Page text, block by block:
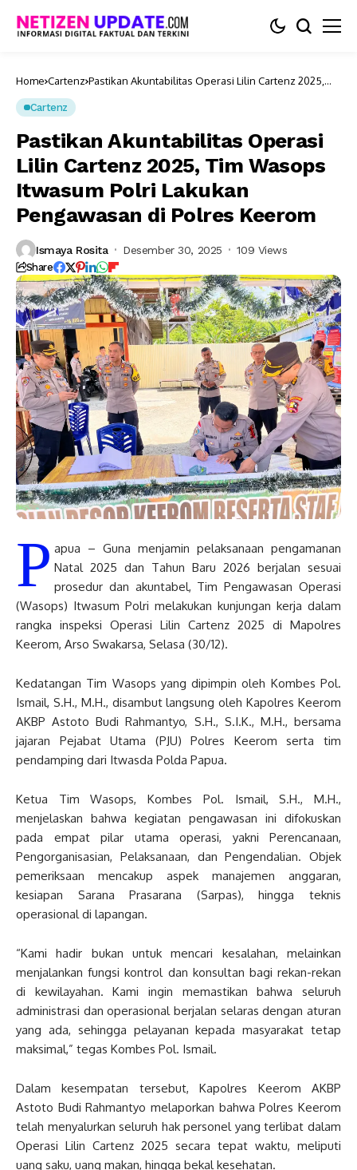
Home Cartenz Pastikan Akuntabilitas Operasi Lilin Cartenz 2025,
Cartenz
Pastikan Akuntabilitas Operasi
Lilin Cartenz 2025, Tim Wasops
Itwasum Polri Lakukan
Pengawasan di Polres Keerom
Ismaya Rosita Desember 30, 2025 109 Views
Share
P apua – Guna menjamin pelaksanaan pengamanan
Natal 2025 dan Tahun Baru 2026 berjalan sesuai
prosedur dan akuntabel, Tim Pengawasan Operasi
(Wasops) Itwasum Polri melakukan kunjungan kerja dalam
rangka inspeksi Operasi Lilin Cartenz 2025 di Mapolres
Keerom, Arso Swakarsa, Selasa (30/12).
Kedatangan Tim Wasops yang dipimpin oleh Kombes Pol.
Ismail, S.H., M.H., disambut langsung oleh Kapolres Keerom
AKBP Astoto Budi Rahmantyo, S.H., S.I.K., M.H., bersama
jajaran Pejabat Utama (PJU) Polres Keerom serta tim
pendamping dari Itwasda Polda Papua.
Ketua Tim Wasops, Kombes Pol. Ismail, S.H., M.H.,
menjelaskan bahwa kegiatan pengawasan ini difokuskan
pada empat pilar utama operasi, yakni Perencanaan,
Pengorganisasian, Pelaksanaan, dan Pengendalian. Objek
pemeriksaan mencakup aspek manajemen anggaran,
kesiapan Sarana Prasarana (Sarpas), hingga teknis
operasional di lapangan.
“Kami hadir bukan untuk mencari kesalahan, melainkan
menjalankan fungsi kontrol dan konsultan bagi rekan-rekan
di kewilayahan. Kami ingin memastikan bahwa seluruh
administrasi dan operasional berjalan selaras dengan aturan
yang ada, sehingga pelayanan kepada masyarakat tetap
maksimal,” tegas Kombes Pol. Ismail.
Dalam kesempatan tersebut, Kapolres Keerom AKBP
Astoto Budi Rahmantyo melaporkan bahwa Polres Keerom
telah menyalurkan seluruh hak personel yang terlibat dalam
Operasi Lilin Cartenz 2025 secara tepat waktu, meliputi
uang saku, uang makan, hingga bekal kesehatan.